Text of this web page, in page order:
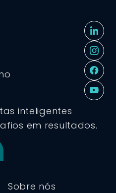
inteligentes
em resultados.
Sobre nós